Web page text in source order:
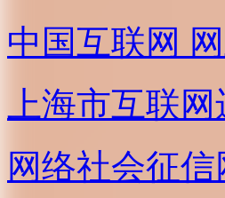
中国互联网
上海市互联网
网络社会征信